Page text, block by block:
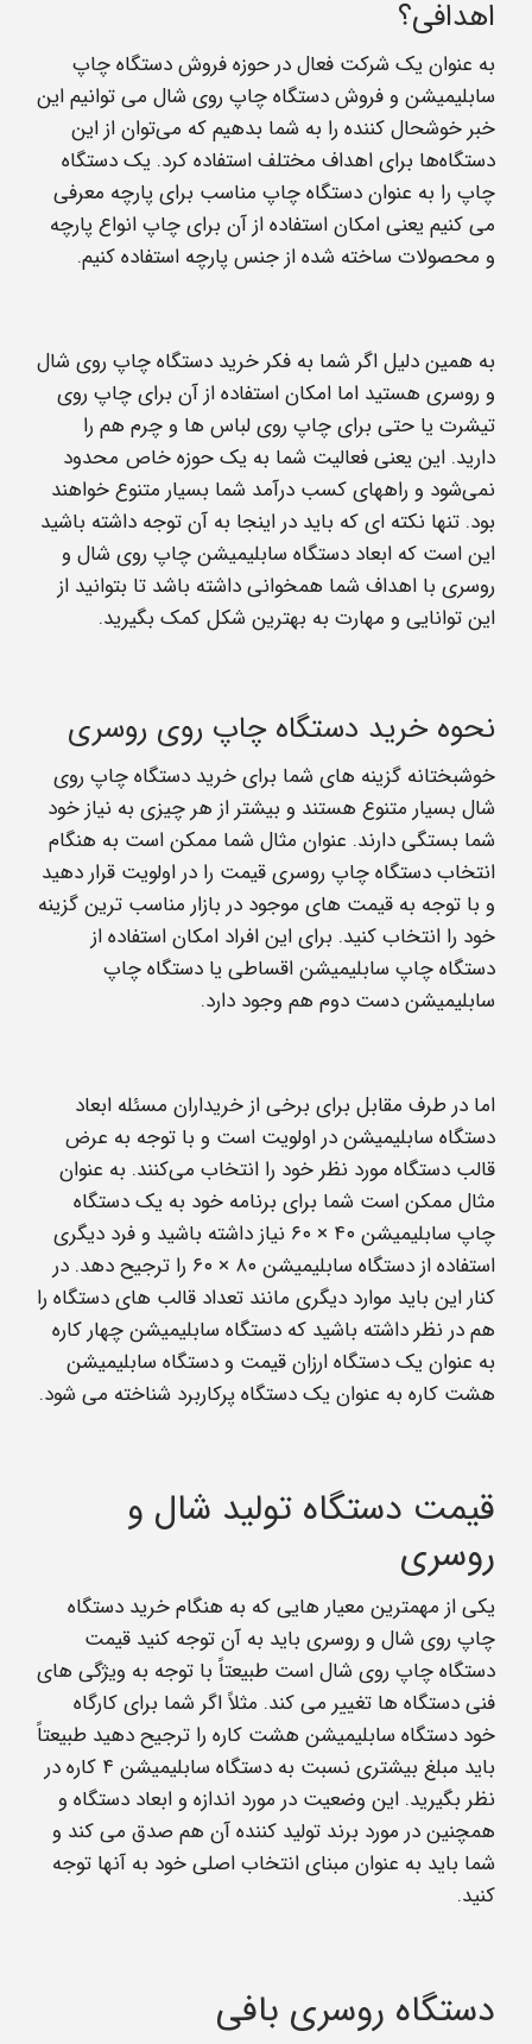
اهدافی؟
به عنوان یک شرکت فعال در حوزه فروش دستگاه چاپ
سابلیمیشن و فروش دستگاه چاپ روی شال می توانیم این
خبر خوشحال کننده را به شما بدهیم که می‌توان از این
دستگاه‌ها برای اهداف مختلف استفاده کرد. یک دستگاه
چاپ را به عنوان دستگاه چاپ مناسب برای پارچه معرفی
می کنیم یعنی امکان استفاده از آن برای چاپ انواع پارچه
و محصولات ساخته شده از جنس پارچه استفاده کنیم.
به همین دلیل اگر شما به فکر خرید دستگاه چاپ روی شال
و روسری هستید اما امکان استفاده از آن برای چاپ روی
تیشرت یا حتی برای چاپ روی لباس ها و چرم هم را
دارید. این یعنی فعالیت شما به یک حوزه خاص محدود
نمی‌شود و راههای کسب درآمد شما بسیار متنوع خواهند
بود. تنها نکته ای که باید در اینجا به آن توجه داشته باشید
این است که ابعاد دستگاه سابلیمیشن چاپ روی شال و
روسری با اهداف شما همخوانی داشته باشد تا بتوانید از
این توانایی و مهارت به بهترین شکل کمک بگیرید.
نحوه خرید دستگاه چاپ روی روسری
خوشبختانه گزینه های شما برای خرید دستگاه چاپ روی
شال بسیار متنوع هستند و بیشتر از هر چیزی به نیاز خود
شما بستگی دارند. عنوان مثال شما ممکن است به هنگام
انتخاب دستگاه چاپ روسری قیمت را در اولویت قرار دهید
و با توجه به قیمت های موجود در بازار مناسب ترین گزینه
خود را انتخاب کنید. برای این افراد امکان استفاده از
دستگاه چاپ سابلیمیشن اقساطی یا دستگاه چاپ
سابلیمیشن دست دوم هم وجود دارد.
اما در طرف مقابل برای برخی از خریداران مسئله ابعاد
دستگاه سابلیمیشن در اولویت است و با توجه به عرض
قالب دستگاه مورد نظر خود را انتخاب می‌کنند. به عنوان
مثال ممکن است شما برای برنامه خود به یک دستگاه
چاپ سابلیمیشن ۴۰ × ۶۰ نیاز داشته باشید و فرد دیگری
استفاده از دستگاه سابلیمیشن ۸۰ × ۶۰ را ترجیح دهد. در
کنار این باید موارد دیگری مانند تعداد قالب های دستگاه را
هم در نظر داشته باشید که دستگاه سابلیمیشن چهار کاره
به عنوان یک دستگاه ارزان قیمت و دستگاه سابلیمیشن
هشت کاره به عنوان یک دستگاه پرکاربرد شناخته می شود.
قیمت دستگاه تولید شال و
روسری
یکی از مهمترین معیار هایی که به هنگام خرید دستگاه
چاپ روی شال و روسری باید به آن توجه کنید قیمت
دستگاه چاپ روی شال است طبیعتاً با توجه به ویژگی های
فنی دستگاه ها تغییر می کند. مثلاً اگر شما برای کارگاه
خود دستگاه سابلیمیشن هشت کاره را ترجیح دهید طبیعتاً
باید مبلغ بیشتری نسبت به دستگاه سابلیمیشن ۴ کاره در
نظر بگیرید. این وضعیت در مورد اندازه و ابعاد دستگاه و
همچنین در مورد برند تولید کننده آن هم صدق می کند و
شما باید به عنوان مبنای انتخاب اصلی خود به آنها توجه
کنید.
دستگاه روسری بافی